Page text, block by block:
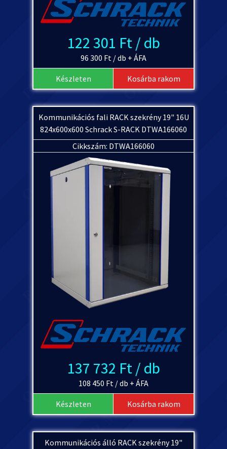
122 301 Ft / db
96 300 Ft / db + ÁFA
Készleten Kosárba rakom
Kommunikációs fali RACK szekrény 19" 16U
824x600x600 Schrack S-RACK DTWA166060
Cikkszám: DTWA166060
137 732 Ft / db
108 450 Ft / db + ÁFA
Készleten Kosárba rakom
Kommunikációs álló RACK szekrény 19"